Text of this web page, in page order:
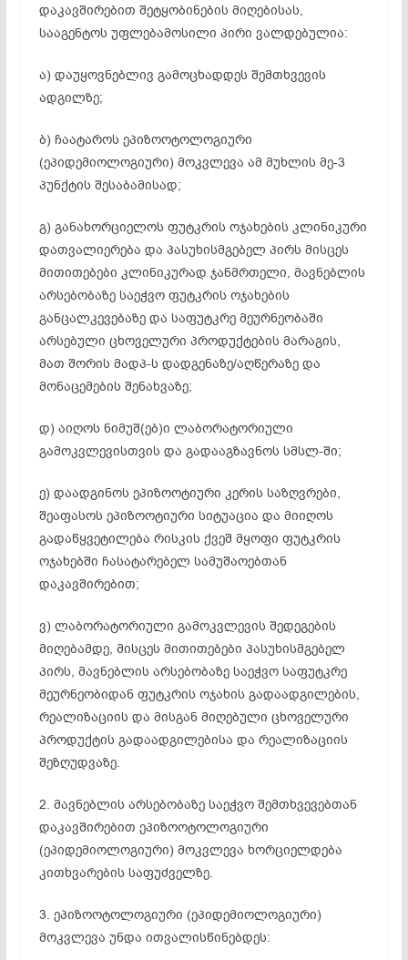
დაკავშირებით შეტყობინების მიღებისას,
სააგენტოს უფლებამოსილი პირი ვალდებულია:
ა) დაუყოვნებლივ გამოცხადდეს შემთხვევის
ადგილზე;
ბ) ჩაატაროს ეპიზოოტოლოგიური
(ეპიდემიოლოგიური) მოკვლევა ამ მუხლის მე-3
პუნქტის შესაბამისად;
გ) განახორციელოს ფუტკრის ოჯახების კლინიკური
დათვალიერება და პასუხისმგებელ პირს მისცეს
მითითებები კლინიკურად ჯანმრთელი, მავნებლის
არსებობაზე საეჭვო ფუტკრის ოჯახების
განცალკევებაზე და საფუტკრე მეურნეობაში
არსებული ცხოველური პროდუქტების მარაგის,
მათ შორის მადპ-ს დადგენაზე/აღწერაზე და
მონაცემების შენახვაზე;
დ) აიღოს ნიმუშ(ებ)ი ლაბორატორიული
გამოკვლევისთვის და გადააგზავნოს სმსლ-ში;
ე) დაადგინოს ეპიზოოტიური კერის საზღვრები,
შეაფასოს ეპიზოოტიური სიტუაცია და მიიღოს
გადაწყვეტილება რისკის ქვეშ მყოფი ფუტკრის
ოჯახებში ჩასატარებელ სამუშაოებთან
დაკავშირებით;
ვ) ლაბორატორიული გამოკვლევის შედეგების
მიღებამდე, მისცეს მითითებები პასუხისმგებელ
პირს, მავნებლის არსებობაზე საეჭვო საფუტკრე
მეურნეობიდან ფუტკრის ოჯახის გადაადგილების,
რეალიზაციის და მისგან მიღებული ცხოველური
პროდუქტის გადაადგილებისა და რეალიზაციის
შეზღუდვაზე.
2. მავნებლის არსებობაზე საეჭვო შემთხვევებთან
დაკავშირებით ეპიზოოტოლოგიური
(ეპიდემიოლოგიური) მოკვლევა ხორციელდება
კითხვარების საფუძველზე.
3. ეპიზოოტოლოგიური (ეპიდემიოლოგიური)
მოკვლევა უნდა ითვალისწინებდეს: